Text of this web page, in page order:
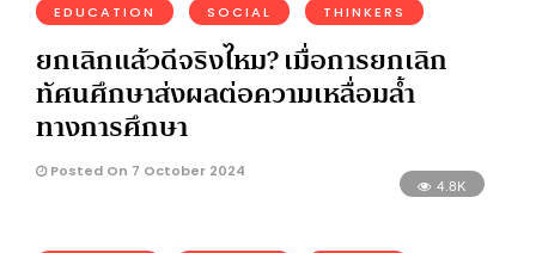
EDUCATION SOCIAL THINKERS
ยกเลิกแล้วดีจริงไหม? เมื่อการยกเลิก
ทัศนศึกษาส่งผลต่อความเหลื่อมล้ำ
ทางการศึกษา
Posted On 7 October 2024
4.8K